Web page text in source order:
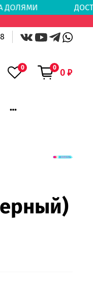
ДОЛЯМИ
0 0 0 ₽